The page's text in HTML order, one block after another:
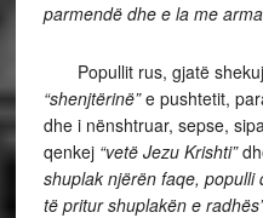
parmendë dhe e la me
Popullit rus, gjatë
“shenjtërinë”e pushtetit,
dhe i nënshtruar, sepse,
qenkej “vetë Jezu Krishti”
shuplak njërën faqe,
të pritur shuplakën e